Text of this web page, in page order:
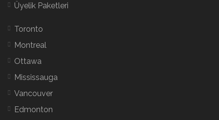
Üyelik Paketleri
Toronto
Montreal
Ottawa
Mississauga
Vancouver
Edmonton